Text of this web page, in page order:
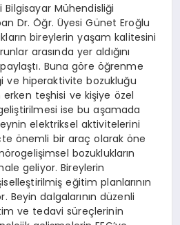
Mühendisliği
Dr. Öğr. Üyesi Günet Eroğlu
bireylerin yaşam kalitesini
arasında yer aldığını
Buna göre öğrenme
ve hiperaktivite bozukluğu
erken teşhisi ve kişiye özel
ise bu aşamada
elektriksel aktivitelerini
önemli bir araç olarak öne
bozuklukların
geliyor. Bireylerin
eğitim planlarının
Beyin dalgalarının düzenli
ve tedavi süreçlerinin